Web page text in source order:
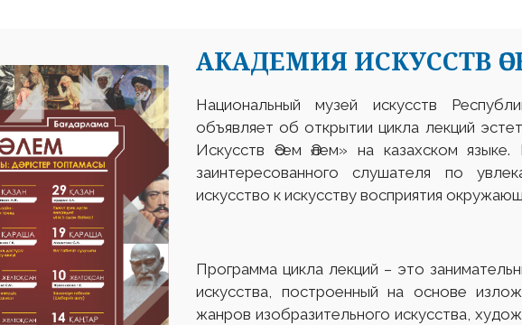
АКАДЕМИЯ ИСКУССТВ
Национальный музей искусств
объявляет об открытии цикла лекций
Искусств Әсем Әлем» на казахском
заинтересованного слушателя по
искусство к искусству восприятия
Программа цикла лекций – это
искусства, построенный на основе
жанров изобразительного искусства,